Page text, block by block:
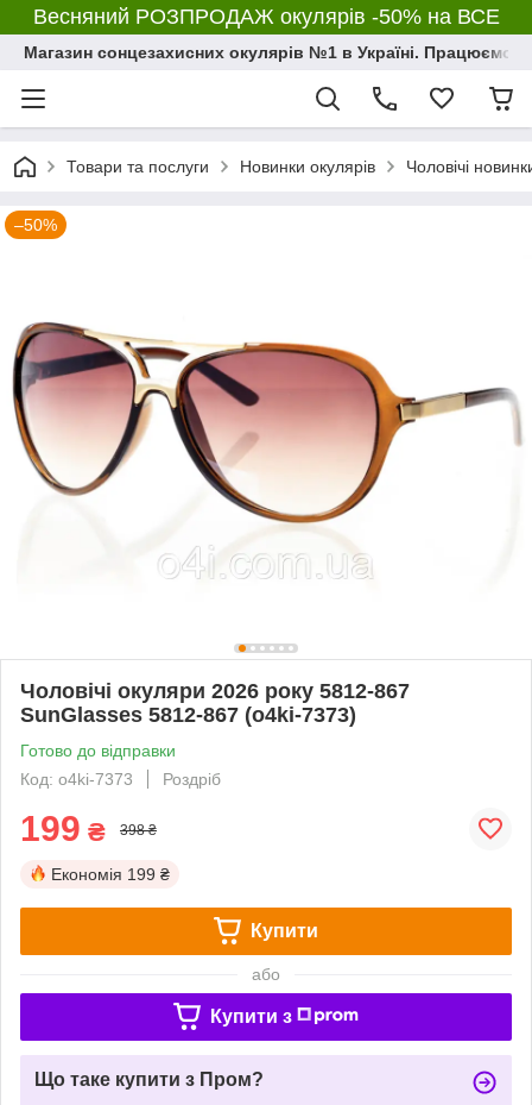
Весняний РОЗПРОДАЖ окулярів -50% на ВСЕ
Магазин сонцезахисних окулярів №1 в Україні. Працюємо з
Товари та послуги Новинки окулярів Чоловічі
–50%
Чоловічі окуляри 2026 року 5812-867
SunGlasses 5812-867 (o4ki-7373)
Готово до відправки
Код: o4ki-7373
Роздріб
199 ₴ 398 ₴
Економія 199 ₴
Купити
або
Купити з
Що таке купити з Пром?